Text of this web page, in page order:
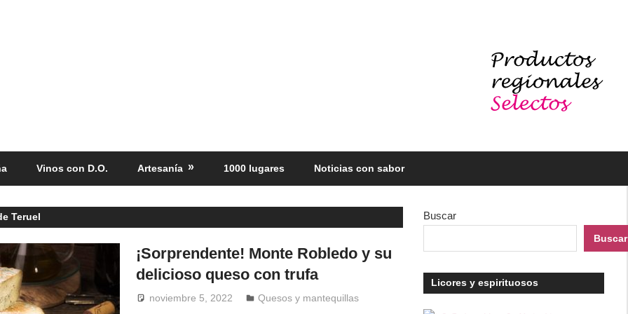
Vinos con D.O. Artesanía 1000 lugares Noticias con sabor
Teruel
¡Sorprendente! Monte Robledo y su
delicioso queso con trufa
noviembre 5, 2022 Windrose
Quesos y mantequillas
Buscar
Buscar
Licores y espirituosos